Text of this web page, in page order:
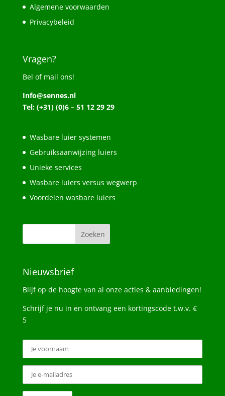
Algemene voorwaarden
Privacybeleid
Vragen?
Bel of mail ons!
Info@sennes.nl
Tel: (+31) (0)6 – 51 12 29 29
Wasbare luier systemen
Gebruiksaanwijzing luiers
Unieke services
Wasbare luiers versus wegwerp
Voordelen wasbare luiers
Nieuwsbrief
Blijf op de hoogte van al onze acties & aanbiedingen!
Schrijf je nu in en ontvang een kortingscode t.w.v. €
5